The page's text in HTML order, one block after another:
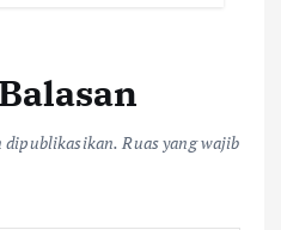
dipublikasikan. Ruas yang wajib